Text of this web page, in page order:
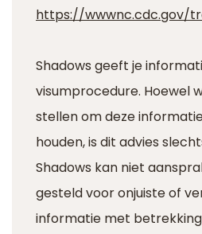
https://wwwnc.cdc.gov/
Shadows geeft je
visumprocedure. Hoewel
stellen om deze
houden, is dit advies
Shadows kan niet
gesteld voor onjuiste of
informatie met